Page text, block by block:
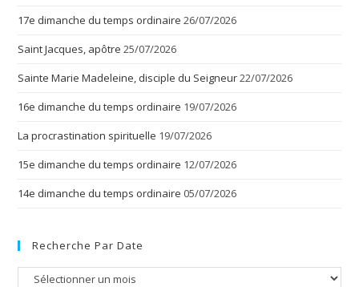
17e dimanche du temps ordinaire 26/07/2026
Saint Jacques, apôtre 25/07/2026
Sainte Marie Madeleine, disciple du Seigneur22/07/2026
16e dimanche du temps ordinaire 19/07/2026
La procrastination spirituelle 19/07/2026
15e dimanche du temps ordinaire 12/07/2026
14e dimanche du temps ordinaire 05/07/2026
Recherche Par Date
Recherche